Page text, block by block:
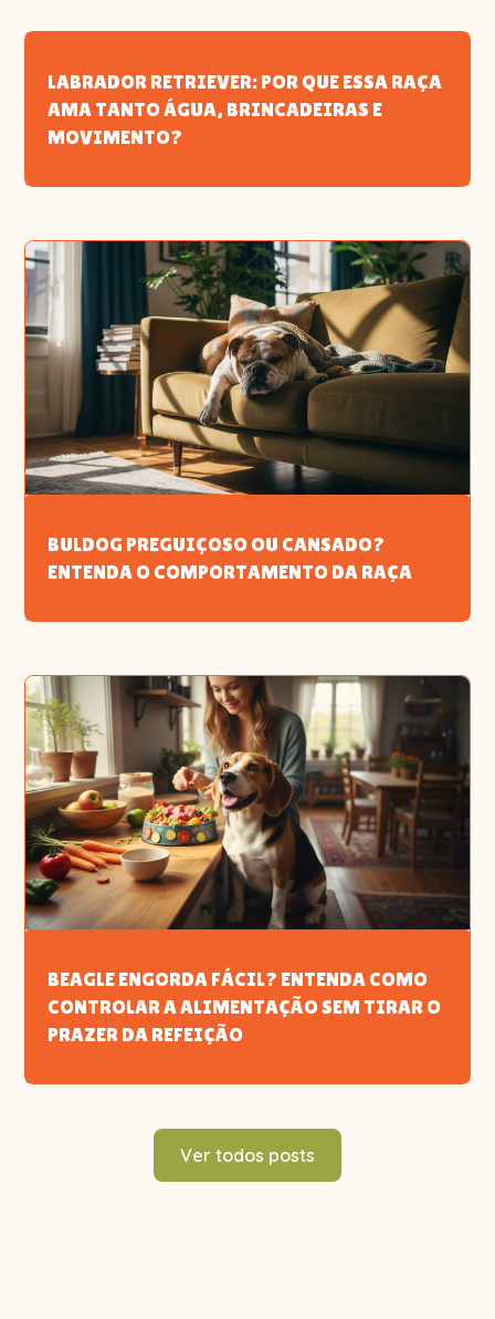
LABRADOR RETRIEVER: POR QUE ESSA RAÇA
AMA TANTO ÁGUA, BRINCADEIRAS E
MOVIMENTO?
BULDOG PREGUIÇOSO OU CANSADO?
ENTENDA O COMPORTAMENTO DA RAÇA
BEAGLE ENGORDA FÁCIL? ENTENDA COMO
CONTROLAR A ALIMENTAÇÃO SEM TIRAR O
PRAZER DA REFEIÇÃO
Ver todos posts